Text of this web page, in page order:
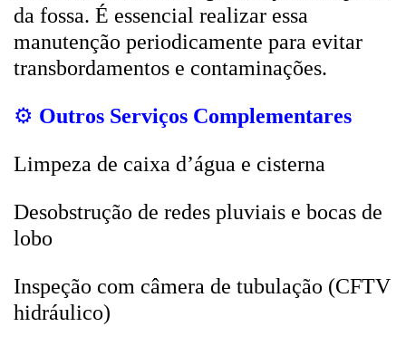
da fossa. É essencial realizar essa
manutenção periodicamente para evitar
transbordamentos e contaminações.
⚙️ Outros Serviços Complementares
Limpeza de caixa d’água e cisterna
Desobstrução de redes pluviais e bocas de
lobo
Inspeção com câmera de tubulação (CFTV
hidráulico)